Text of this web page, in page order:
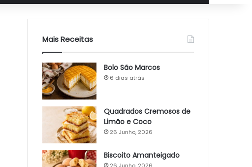
Mais Receitas
Bolo São Marcos
6 dias atrás
Quadrados Cremosos de
Limão e Coco
26 Junho, 2026
Biscoito Amanteigado